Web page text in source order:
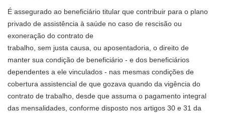
É assegurado ao beneficiário titular que contribuir para o plano
privado de assistência à saúde no caso de rescisão ou
exoneração do contrato de
trabalho, sem justa causa, ou aposentadoria, o direito de
manter sua condição de beneficiário - e dos beneficiários
dependentes a ele vinculados - nas mesmas condições de
cobertura assistencial de que gozava quando da vigência do
contrato de trabalho, desde que assuma o pagamento integral
das mensalidades, conforme disposto nos artigos 30 e 31 da